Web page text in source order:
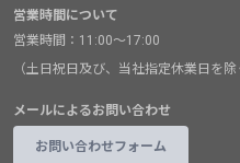
営業時間について
営業時間：11:00～17:00
（土日祝日及び、当社指定休業日を除
メールによるお問い合わせ
お問い合わせフォーム